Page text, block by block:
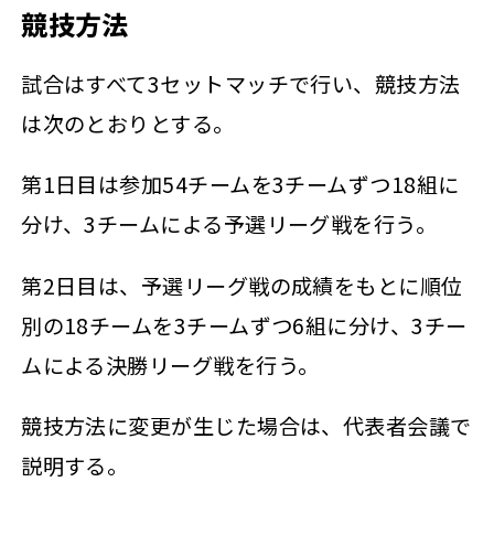
競技方法
試合はすべて3セットマッチで行い、競技方法
は次のとおりとする。
第1日目は参加54チームを3チームずつ18組に
分け、3チームによる予選リーグ戦を行う。
第2日目は、予選リーグ戦の成績をもとに順位
別の18チームを3チームずつ6組に分け、3チー
ムによる決勝リーグ戦を行う。
競技方法に変更が生じた場合は、代表者会議で
説明する。